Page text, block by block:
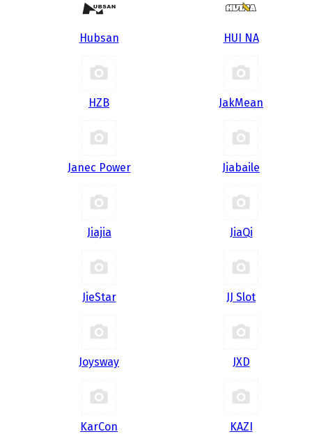
Hubsan HUI NA
HZB JakMean
Janec Power Jiabaile
Jiajia JiaQi
JieStar JJ Slot
Joysway JXD
KarCon KAZI